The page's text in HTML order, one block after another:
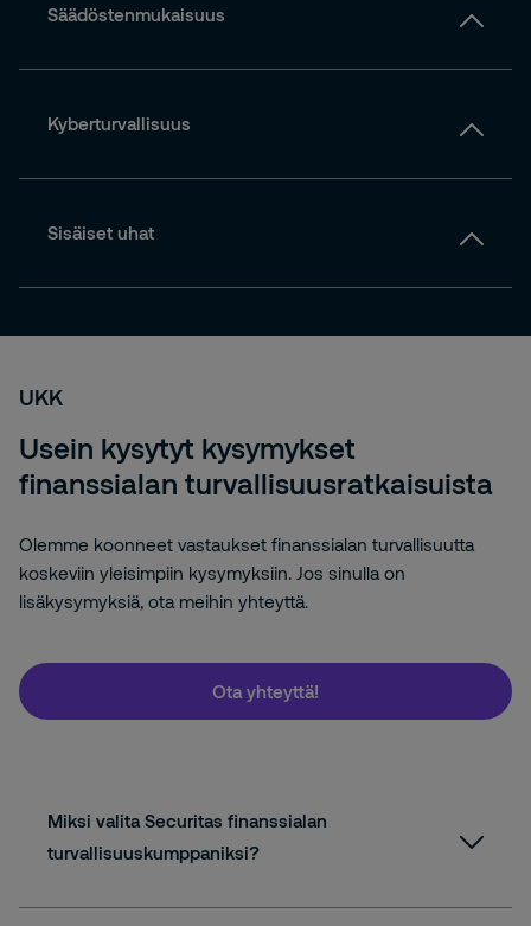
Säädöstenmukaisuus
Kyberturvallisuus
Sisäiset uhat
UKK
Usein kysytyt kysymykset
finanssialan turvallisuusratkaisuista
Olemme koonneet vastaukset finanssialan turvallisuutta
koskeviin yleisimpiin kysymyksiin. Jos sinulla on
lisäkysymyksiä, ota meihin yhteyttä.
Ota yhteyttä!
Miksi valita Securitas finanssialan
turvallisuuskumppaniksi?